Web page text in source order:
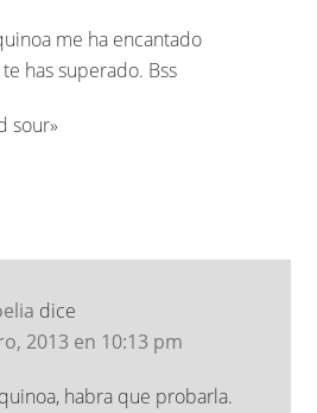
me ha encantado
has superado. Bss
sour»
dice
2013 en 10:13 pm
habra que probarla.